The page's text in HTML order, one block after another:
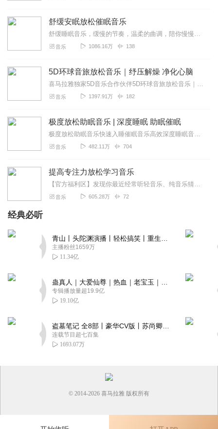
舒缓安眠放松催眠音乐
舒缓睡眠音乐，缓慢的节奏，温柔的曲调，陪你慢慢入睡。每天聆听舒眠曲，会让你拥有高品质睡眠，今夜不失眠，安眠一夜。轻催眠失眠治愈系，正念冥想静心减压拯救你的失眠。...
音乐 1086.16万 138
5D环球音旅放松音乐｜纾压解燥 净化心脑
喜马拉雅独家5D音乐合作伙伴5D环球音旅放松音乐｜纾压解燥净化心脑聆听环球天籁声疗SPA关于「乐方REMedy」：-全站唯一的耳朵黑科技「5D环绕脑波」...
音乐 1397.91万 182
极度放松助眠音乐 | 深度睡眠 助眠催眠
极度放松助眠音乐快速入睡催眠音乐高效深度睡眠音乐解压助眠白噪音深度睡眠｜放松大脑治疗失眠助眠音乐【极度放松助眠音乐】【深度睡眠】【助眠催眠】进到专辑页的朋友...
音乐 482.11万 704
提高专注力放松学习音乐
【官方福利区】发现你最近经常听轻音乐、纯音乐猜你喜欢喜马精选专辑《心理疗愈钢琴曲100首》一听就平静了，一听就困了缓解焦虑，帮助数百万听友入眠原价99元，福利...
音乐 605.28万 72
经典必听
主播粉丝1659万
11.34亿
专辑播放量超19.9亿
19.10亿
连载节目超七百集
1693.07万
© 2014-2026 喜马拉雅 版权所有